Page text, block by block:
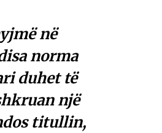
në
norma
duhet të
një
titullin,